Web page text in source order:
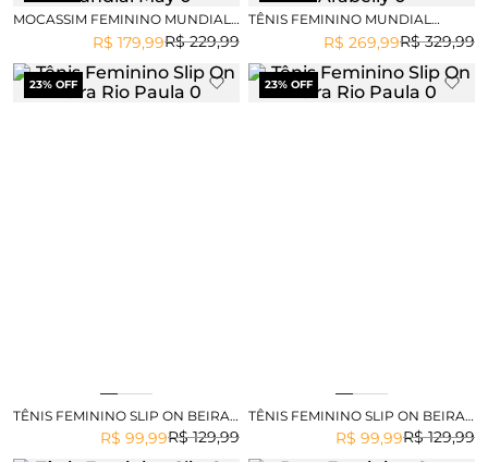
MOCASSIM FEMININO MUNDIAL
R$ 229,99
R$ 179,99
TÊNIS FEMININO MUNDIAL
R$ 329,99
R$ 269,99
23% OFF
TÊNIS FEMININO SLIP ON BEIRA
R$ 129,99
R$ 99,99
23% OFF
TÊNIS FEMININO SLIP ON BEIRA
R$ 129,99
R$ 99,99